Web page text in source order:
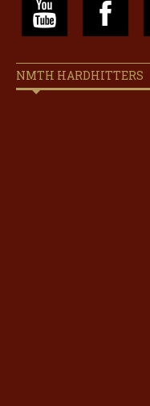
NMTH HARDHITTERS